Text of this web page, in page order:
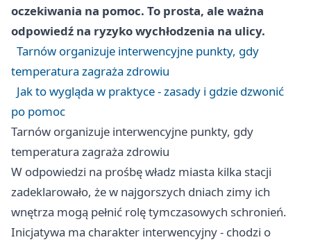
oczekiwania na pomoc. To prosta, ale ważna
odpowiedź na ryzyko wychłodzenia na ulicy.
Tarnów organizuje interwencyjne punkty, gdy
temperatura zagraża zdrowiu
Jak to wygląda w praktyce - zasady i gdzie dzwonić
po pomoc
Tarnów organizuje interwencyjne punkty, gdy
temperatura zagraża zdrowiu
W odpowiedzi na prośbę władz miasta kilka stacji
zadeklarowało, że w najgorszych dniach zimy ich
wnętrza mogą pełnić rolę tymczasowych schronień.
Inicjatywa ma charakter interwencyjny - chodzi o